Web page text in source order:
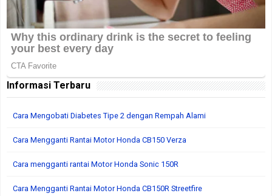
Informasi Terbaru
Cara Mengobati Diabetes Tipe 2 dengan Rempah Alami
Cara Mengganti Rantai Motor Honda CB150 Verza
Cara mengganti rantai Motor Honda Sonic 150R
Cara Mengganti Rantai Motor Honda CB150R Streetfire